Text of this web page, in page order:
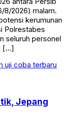
8/2026) malam.
kerumunan
Polrestabes
seluruh personel
[…]
Jepang